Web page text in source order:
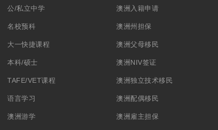
公/私立中学
名校预科
大一快捷课程
本科/硕士
TAFE/VET课程
语言学习
澳洲游学
澳洲入籍申请
澳洲州担保
澳洲父母移民
澳洲NIV签证
澳洲独立技术移民
澳洲配偶移民
澳洲雇主担保